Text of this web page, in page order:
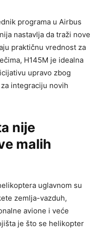
programa u Airbus
nastavlja da traži nove
praktičnu vrednost za
H145M je idealna
upravo zbog
integraciju novih
nije
malih
uglavnom su
zemlja-vazduh,
avione i veće
je što se helikopter